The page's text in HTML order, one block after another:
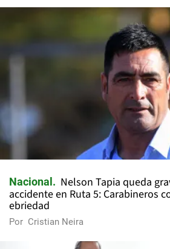
Nacional
Nelson Tapia queda
accidente en Ruta 5: Carabineros
ebriedad
Por Cristian Neira